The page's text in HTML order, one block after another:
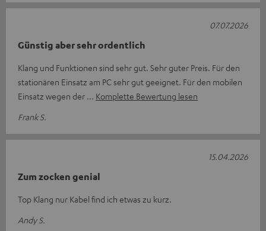
Günstig aber sehr ordentlich
Klang und Funktionen sind sehr gut. Sehr guter Preis. Für den
stationären Einsatz am PC sehr gut geeignet. Für den mobilen
Einsatz wegen der
Komplette Bewertung lesen
Frank S.
07.07.2026
Zum zocken genial
Top Klang nur Kabel find ich etwas zu kurz.
Andy S.
15.04.2026